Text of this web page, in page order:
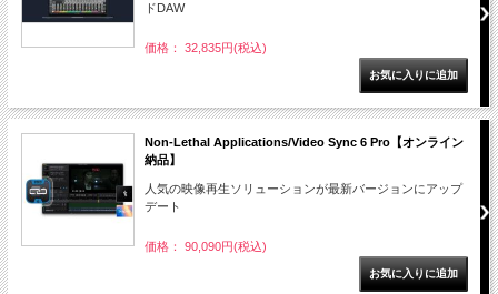
ドDAW
価格： 32,835円(税込)
Non-Lethal Applications/Video Sync 6 Pro【オンライン
納品】
人気の映像再生ソリューションが最新バージョンにアップ
デート
価格： 90,090円(税込)